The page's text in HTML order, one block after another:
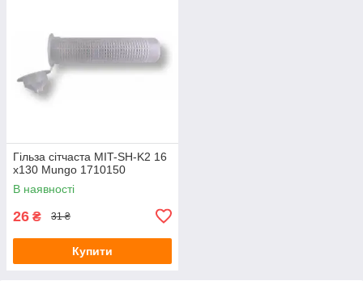
Гільза сітчаста MIT-SH-K2 16
x130 Mungo 1710150
В наявності
26 ₴ 31 ₴
Купити